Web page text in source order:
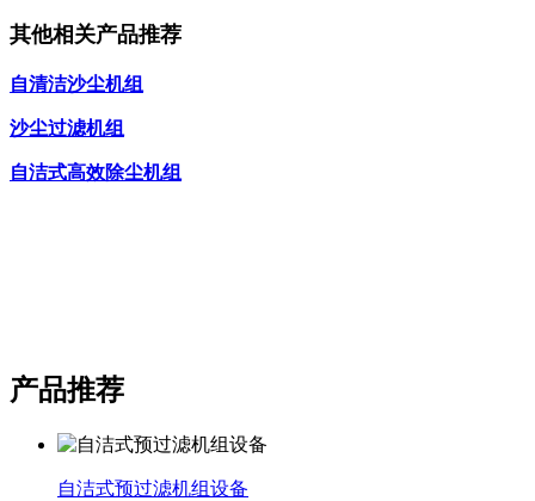
其他相关产品推荐
自清洁沙尘机组
沙尘过滤机组
自洁式高效除尘机组
产品推荐
自洁式预过滤机组设备